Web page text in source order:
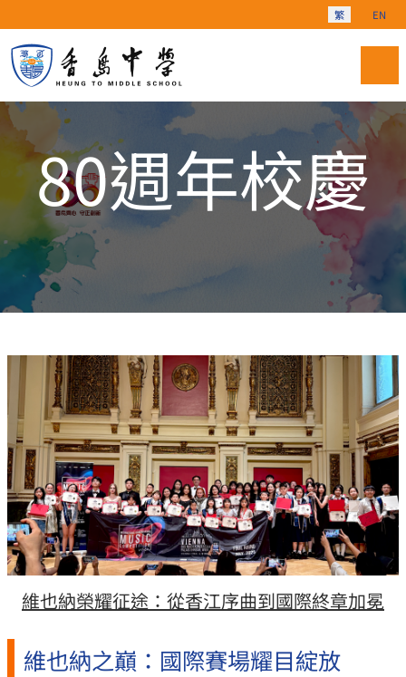
選擇你的語言
繁 EN
80週年校慶
維也納榮耀征途：從香江序曲到國際終章加冕
維也納之巔：國際賽場耀目綻放